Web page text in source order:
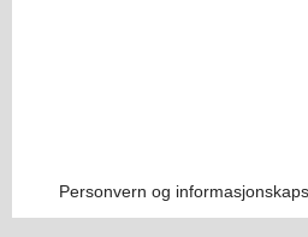
Personvern og